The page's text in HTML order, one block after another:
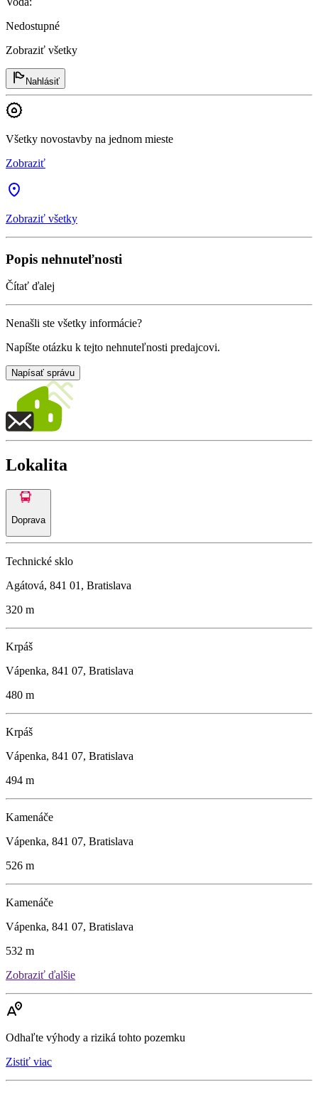
Nedostupné
Zobraziť všetky
Nahlásiť
Všetky novostavby na jednom mieste
Zobraziť
Zobraziť všetky
Popis nehnuteľnosti
Čítať ďalej
Nenašli ste všetky informácie?
Napíšte otázku k tejto nehnuteľnosti predajcovi.
Napísať správu
Lokalita
Doprava
Technické sklo
Agátová, 841 01, Bratislava
320 m
Krpáš
Vápenka, 841 07, Bratislava
480 m
Krpáš
Vápenka, 841 07, Bratislava
494 m
Kamenáče
Vápenka, 841 07, Bratislava
526 m
Kamenáče
Vápenka, 841 07, Bratislava
532 m
Zobraziť ďalšie
Odhaľte výhody a riziká tohto pozemku
Zistiť viac